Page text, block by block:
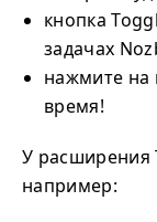
кнопка
задачах
нажмите на
время!
У расширения
например: